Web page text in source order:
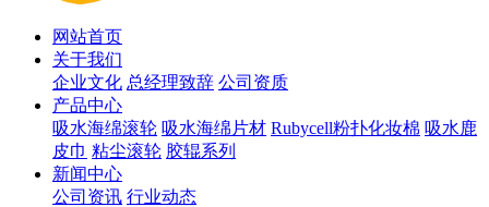
网站首页
关于我们
企业文化 总经理致辞 公司资质
产品中心
吸水海绵滚轮 吸水海绵片材 Rubycell粉扑化妆棉 吸水鹿
皮巾 粘尘滚轮 胶辊系列
新闻中心
公司资讯 行业动态